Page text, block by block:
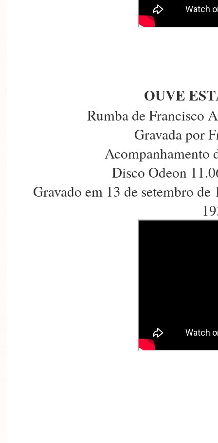
OUVE
Rumba de Francisco
Gravada por
Acompanhamento
Disco Odeon
Gravado em 13 de setembro